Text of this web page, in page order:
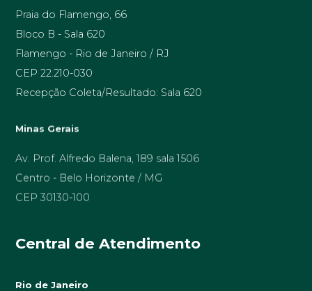
Praia do Flamengo, 66
Bloco B - Sala 620
Flamengo - Rio de Janeiro / RJ
CEP 22.210-030
Recepção Coleta/Resultado: Sala 620
Minas Gerais
Av. Prof. Alfredo Balena, 189 sala 1506
Centro - Belo Horizonte / MG
CEP 30130-100
Central de Atendimento
Rio de Janeiro